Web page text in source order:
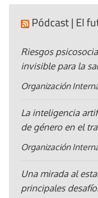
Pódcast | El
Riesgos
invisible para la
Organización
La inteligencia
de género en el
Organización
Una mirada al
principales